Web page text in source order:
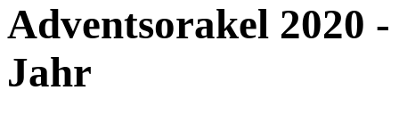
Adventsorakel 2020
Jahr